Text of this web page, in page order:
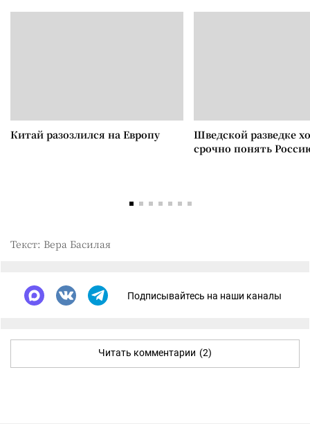
Китай разозлился на Европу
Шведской разведке
срочно понять
Текст: Вера Басилая
Подписывайтесь на наши каналы
Читать комментарии (2)